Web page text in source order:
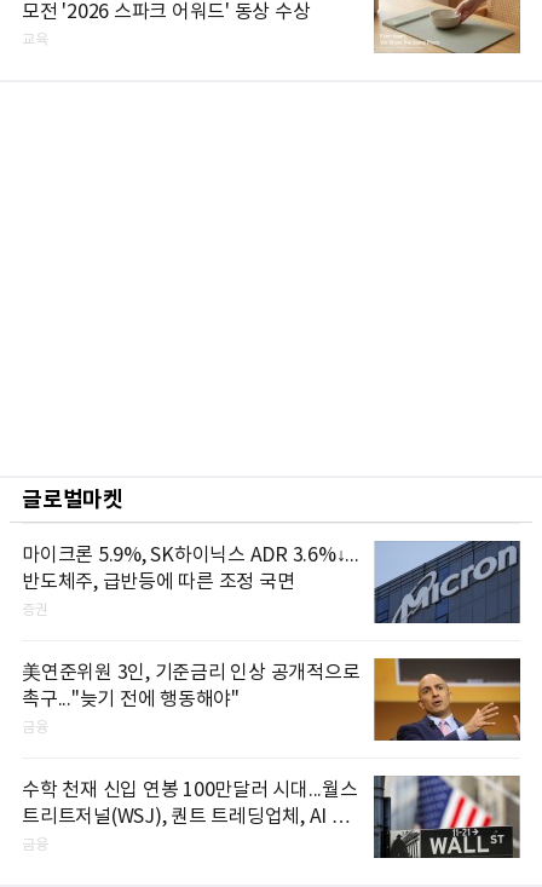
모전 '2026 스파크 어워드' 동상 수상
교육
글로벌마켓
마이크론 5.9%, SK하이닉스 ADR 3.6%↓...
반도체주, 급반등에 따른 조정 국면
증권
美연준위원 3인, 기준금리 인상 공개적으로
촉구..."늦기 전에 행동해야"
금융
수학 천재 신입 연봉 100만달러 시대...월스
트리트저널(WSJ), 퀀트 트레딩업체, AI 기
업들 인재 확보 경쟁
금융